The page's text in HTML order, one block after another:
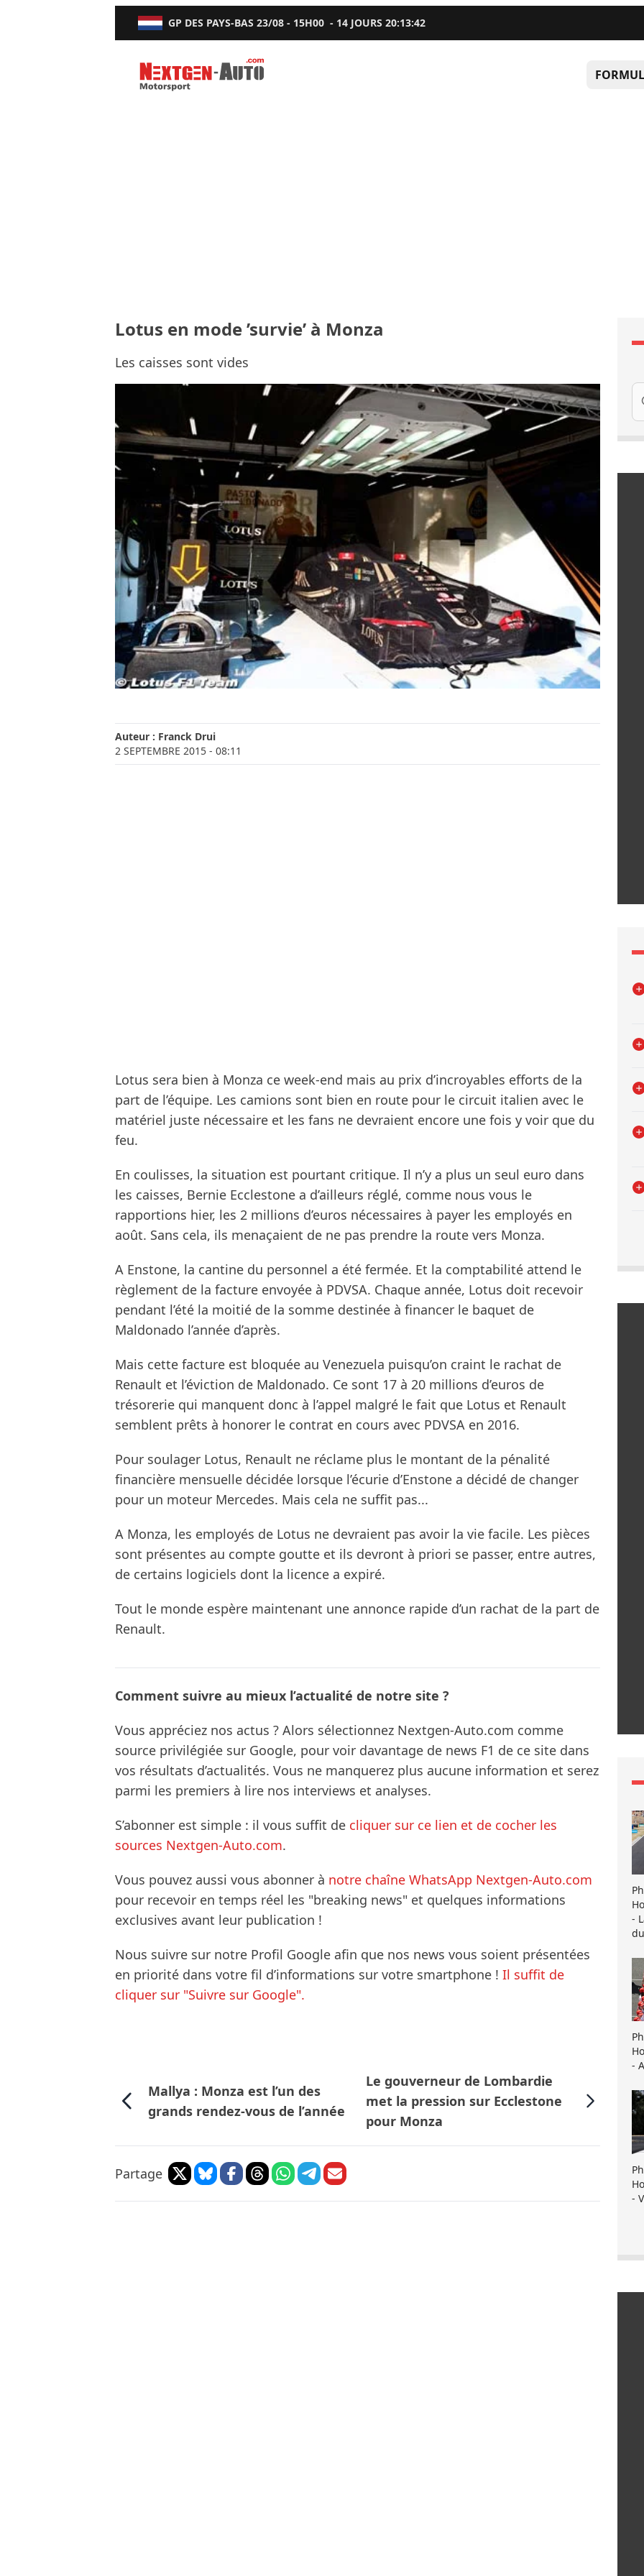
GP DES PAYS-BAS 23/08 - 15H00 - 14 JOURS20:13:41
Nextgen-Auto.com
Lotus en mode ’survie’ à Monza
Les caisses sont vides
Auteur : Franck Drui
2 SEPTEMBRE 2015 - 08:11
Lotus sera bien à Monza ce week-end mais au prix d’incroyables efforts de la
part de l’équipe. Les camions sont bien en route pour le circuit italien avec le
matériel juste nécessaire et les fans ne devraient encore une fois y voir que du
feu.
En coulisses, la situation est pourtant critique. Il n’y a plus un seul euro dans
les caisses, Bernie Ecclestone a d’ailleurs réglé, comme nous vous le
rapportions hier, les 2 millions d’euros nécessaires à payer les employés en
août. Sans cela, ils menaçaient de ne pas prendre la route vers Monza.
A Enstone, la cantine du personnel a été fermée. Et la comptabilité attend le
règlement de la facture envoyée à PDVSA. Chaque année, Lotus doit recevoir
pendant l’été la moitié de la somme destinée à financer le baquet de
Maldonado l’année d’après.
Mais cette facture est bloquée au Venezuela puisqu’on craint le rachat de
Renault et l’éviction de Maldonado. Ce sont 17 à 20 millions d’euros de
trésorerie qui manquent donc à l’appel malgré le fait que Lotus et Renault
semblent prêts à honorer le contrat en cours avec PDVSA en 2016.
Pour soulager Lotus, Renault ne réclame plus le montant de la pénalité
financière mensuelle décidée lorsque l’écurie d’Enstone a décidé de changer
pour un moteur Mercedes. Mais cela ne suffit pas...
A Monza, les employés de Lotus ne devraient pas avoir la vie facile. Les pièces
sont présentes au compte goutte et ils devront à priori se passer, entre autres,
de certains logiciels dont la licence a expiré.
Tout le monde espère maintenant une annonce rapide d’un rachat de la part de
Renault.
Comment suivre au mieux l’actualité de notre site ?
Vous appréciez nos actus ? Alors sélectionnez Nextgen-Auto.com comme
source privilégiée sur Google, pour voir davantage de news F1 de ce site dans
vos résultats d’actualités. Vous ne manquerez plus aucune information et serez
parmi les premiers à lire nos interviews et analyses.
S’abonner est simple : il vous suffit de cliquer sur ce lien et de cocher les
sources Nextgen-Auto.com.
Vous pouvez aussi vous abonner à notre chaîne WhatsApp Nextgen-Auto.com
pour recevoir en temps réel les "breaking news" et quelques informations
exclusives avant leur publication !
Nous suivre sur notre Profil Google afin que nos news vous soient présentées
en priorité dans votre fil d’informations sur votre smartphone ! Il suffit de
cliquer sur "Suivre sur Google".
Mallya : Monza est l’un des
grands rendez-vous de l’année
Le gouverneur de Lombardie
met la pression sur Ecclestone
pour Monza
Partage
-
-
-